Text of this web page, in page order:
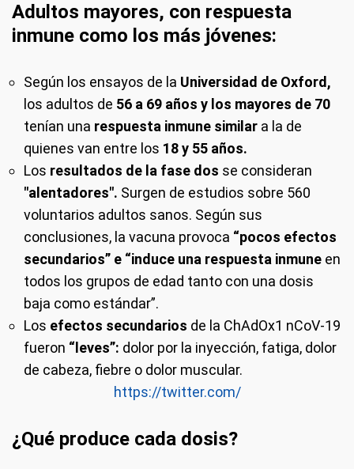
Adultos mayores, con respuesta
inmune como los más jóvenes:
Según los ensayos de la Universidad de Oxford,
los adultos de 56 a 69 años y los mayores de 70
tenían una respuesta inmune similar a la de
quienes van entre los 18 y 55 años.
Los resultados de la fase dos se consideran
"alentadores". Surgen de estudios sobre 560
voluntarios adultos sanos. Según sus
conclusiones, la vacuna provoca “pocos efectos
secundarios” e “induce una respuesta inmune en
todos los grupos de edad tanto con una dosis
baja como estándar”.
Los efectos secundarios de la ChAdOx1 nCoV-19
fueron “leves”: dolor por la inyección, fatiga, dolor
de cabeza, fiebre o dolor muscular.
https://twitter.com/
¿Qué produce cada dosis?